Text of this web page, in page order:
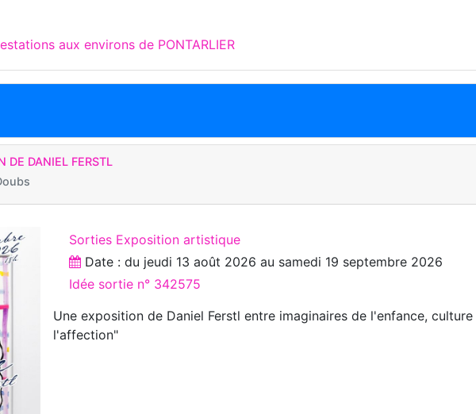
aux environs de PONTARLIER
DE DANIEL FERSTL
Sorties Exposition artistique
Date : du jeudi 13 août 2026 au samedi 19 septembre 2026
Idée sortie n° 342575
Une exposition de Daniel Ferstl entre imaginaires de l'enfance,
l'affection"